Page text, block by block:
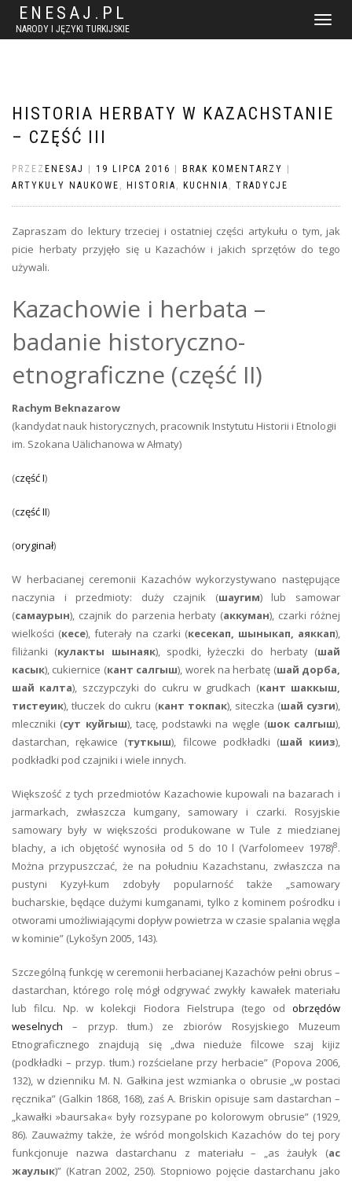
ENESAJ.PL
NARODY I JĘZYKI TURKIJSKIE
WŁĄCZ
HISTORIA HERBATY W KAZACHSTANIE
– CZĘŚĆ III
PRZEZ ENESAJ 19 LIPCA 2016 BRAK KOMENTARZY
ARTYKUŁY NAUKOWE , HISTORIA , KUCHNIA , TRADYCJE
Zapraszam do lektury trzeciej i ostatniej części artykułu o tym, jak
picie herbaty przyjęło się u Kazachów i jakich sprzętów do tego
używali.
Kazachowie i herbata –
badanie historyczno-
etnograficzne (część II)
Rachym Beknazarow
(kandydat nauk historycznych, pracownik Instytutu Historii i Etnologii
im. Szokana Uälichanowa w Ałmaty)
(część I)
(część II)
(oryginał)
W herbacianej ceremonii Kazachów wykorzystywano następujące
naczynia i przedmioty: duży czajnik (шаугим) lub samowar
(самаурын), czajnik do parzenia herbaty (аккуман), czarki różnej
wielkości (кесе), futerały na czarki (кесекап, шыныкап, аяккап),
filiżanki (кулакты шынаяк), spodki, łyżeczki do herbaty (шай
касык), cukiernice (кант салгыш), worek na herbatę (шай дорба,
шай калта), szczypczyki do cukru w grudkach (кант шаккыш,
тистеуик), tłuczek do cukru (кант токпак), siteczka (шай сузги),
mleczniki (сут куйгыш), tacę, podstawki na węgle (шок салгыш),
dastarchan, rękawice (туткыш), filcowe podkładki (шай кииз),
podkładki pod czajniki i wiele innych.
Większość z tych przedmiotów Kazachowie kupowali na bazarach i
jarmarkach, zwłaszcza kumgany, samowary i czarki. Rosyjskie
samowary były w większości produkowane w Tule z miedzianej
blachy, a ich objętość wynosiła od 5 do 10 l (Varfolomeev 1978)8.
Można przypuszczać, że na południu Kazachstanu, zwłaszcza na
pustyni Kyzył-kum zdobyły popularność także „samowary
bucharskie, będące dużymi kumganami, tylko z kominem pośrodku i
otworami umożliwiającymi dopływ powietrza w czasie spalania węgla
w kominie” (Lykošyn 2005, 143).
Szczególną funkcję w ceremonii herbacianej Kazachów pełni obrus –
dastarchan, którego rolę mógł odgrywać zwykły kawałek materiału
lub filcu. Np. w kolekcji Fiodora Fielstrupa (tego od obrzędów
weselnych – przyp. tłum.) ze zbiorów Rosyjskiego Muzeum
Etnograficznego znajdują się „dwa nieduże filcowe szaj kijiz
(podkładki – przyp. tłum.) rozścielane przy herbacie” (Popova 2006,
132), w dzienniku M. N. Gałkina jest wzmianka o obrusie „w postaci
ręcznika” (Galkin 1868, 168), zaś A. Briskin opisuje sam dastarchan –
„kawałki »baursaka« były rozsypane po kolorowym obrusie” (1929,
86). Zauważmy także, że wśród mongolskich Kazachów do tej pory
funkcjonuje nazwa dastarchanu z materiału – „as żaułyk (ас
жаулык)” (Katran 2002, 250). Stopniowo pojęcie dastarchanu jako